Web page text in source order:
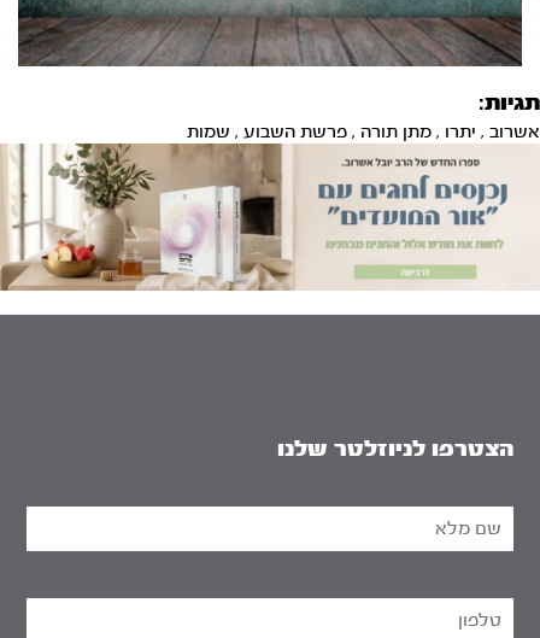
תגיות:
אשרוב , יתרו , מתן תורה , פרשת השבוע , שמות
הצטרפו לניוזלטר שלנו